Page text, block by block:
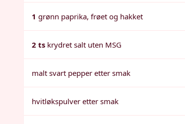
1 grønn paprika, frøet og hakket
2 ts krydret salt uten MSG
malt svart pepper etter smak
hvitløkspulver etter smak